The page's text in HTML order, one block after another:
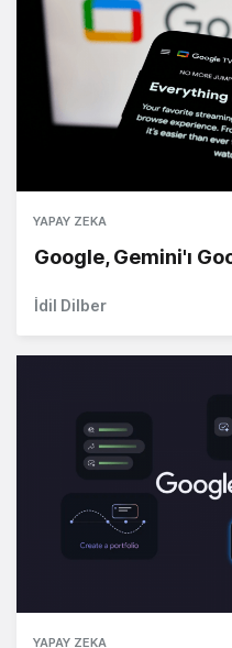
YAPAY ZEKA
Google, Gemini'ı
İdil Dilber
YAPAY ZEKA